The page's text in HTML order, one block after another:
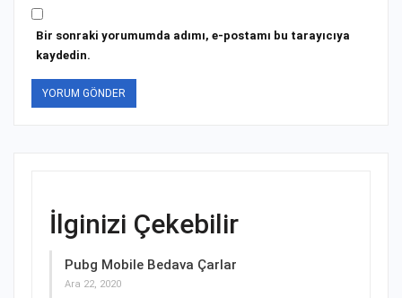
Bir sonraki yorumumda adımı, e-postamı bu tarayıcıya
kaydedin.
İlginizi Çekebilir
Pubg Mobile Bedava Çarlar
Ara 22, 2020